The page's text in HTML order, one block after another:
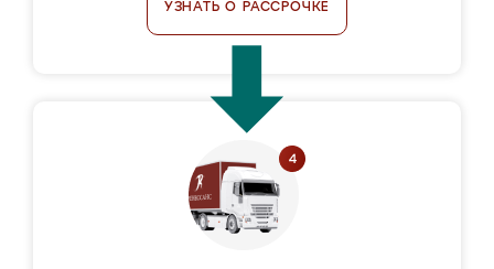
УЗНАТЬ О РАССРОЧКЕ